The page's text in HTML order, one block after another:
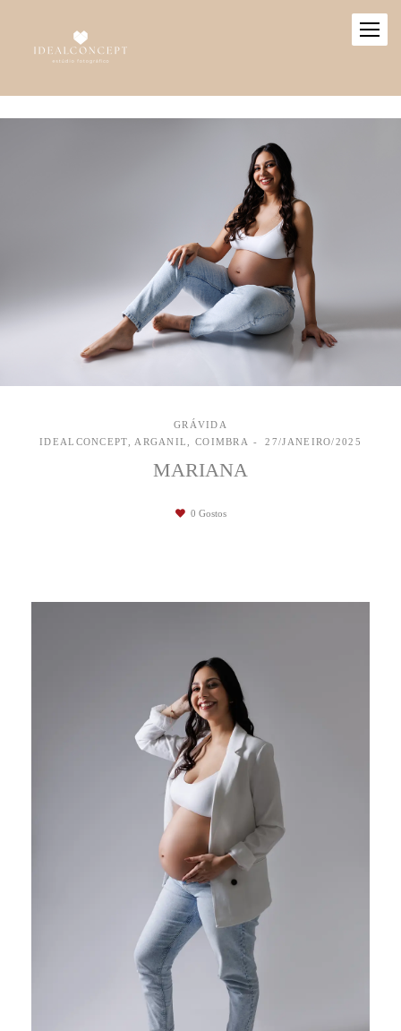
GRÁVIDA
IDEALCONCEPT, ARGANIL, COIMBRA
27/JANEIRO/2025
MARIANA
0 Gostos